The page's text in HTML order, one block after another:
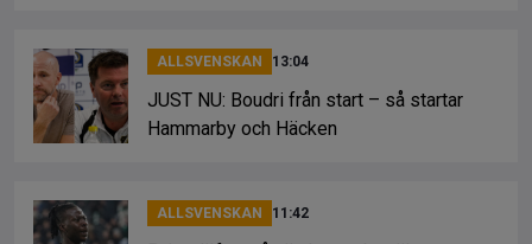
k
ALLSVENSKAN 13:45
LIVE: Hammarby – BK Häcken